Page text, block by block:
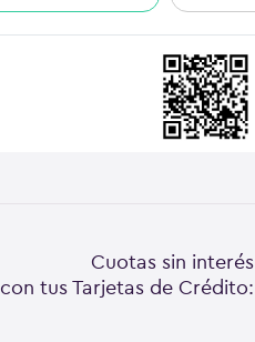
Cuotas sin interés
con tus Tarjetas de Crédito: